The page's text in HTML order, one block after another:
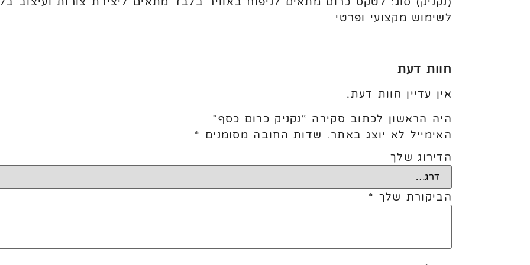
לשימוש מקצועי ופרטי
חוות דעת
אין עדיין חוות דעת.
היה הראשון לכתוב סקירה “נקניק כרום כסף”
האימייל לא יוצג באתר. שדות החובה מסומנים *
הדירוג שלך
הביקורת שלך *